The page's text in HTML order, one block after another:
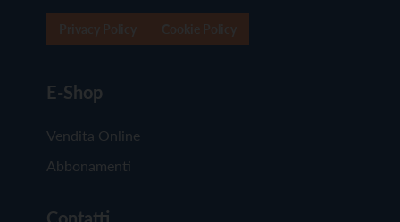
E-Shop
Vendita Online
Abbonamenti